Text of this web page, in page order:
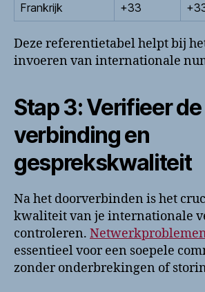
Frankrijk
+33
Deze referentietabel helpt bij
invoeren van internationale
Stap 3: Verifieer de
verbinding en
gesprekskwaliteit
Na het doorverbinden is het
kwaliteit van je internationale
controleren.
essentieel voor een soepele
zonder onderbrekingen of